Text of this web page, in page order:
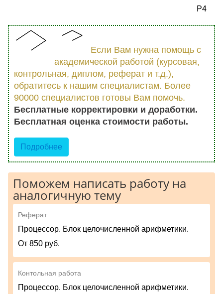
P4
Если Вам нужна помощь с
академической работой (курсовая,
контрольная, диплом, реферат и т.д.),
обратитесь к нашим специалистам. Более
90000 специалистов готовы Вам помочь.
Бесплатные корректировки и доработки.
Бесплатная оценка стоимости работы.
Подробнее
Поможем написать работу на
аналогичную тему
Реферат
Процессор. Блок целочисленной арифметики.
От 850 руб.
Контольная работа
Процессор. Блок целочисленной арифметики.